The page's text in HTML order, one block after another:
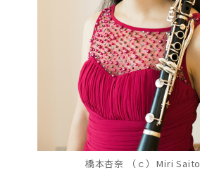
橋本杏奈 （ｃ）Miri Saito